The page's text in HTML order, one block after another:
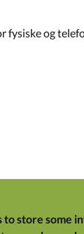
fysiske og
to store some